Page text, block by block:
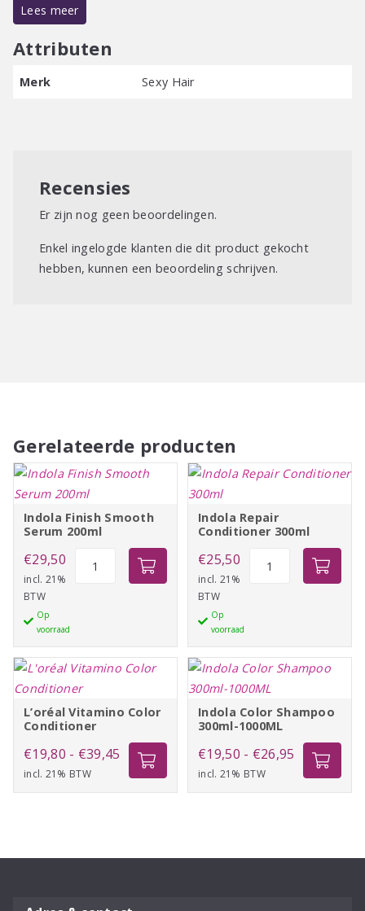
Gebruiksaanwijzing:
Breng de Sexy Hair Big Volumizing Treatment aan op schoon
haar. Laat het product 2-5 minuten inwerken en spoel het
vervolgens goed uit. Gebruik deze Treatment na de Big Sexy
Lees meer
Attributen
Merk Sexy Hair
Recensies
Er zijn nog geen beoordelingen.
Enkel ingelogde klanten die dit product gekocht
hebben, kunnen een beoordeling schrijven.
Gerelateerde producten
Indola Finish Smooth
Serum 200ml
€29,50
incl. 21%
BTW
Op
voorraad
aantal
Indola Repair
Conditioner 300ml
€25,50
incl. 21%
BTW
Op
voorraad
L’oréal Vitamino Color
Conditioner
€19,80 - €39,45 Prijsklasse:
€19,80
tot
incl. 21% BTW
Indola Color Shampoo
300ml-1000ML
€19,50 - €26,95 Prijsklasse:
€19,50
tot
incl. 21% BTW